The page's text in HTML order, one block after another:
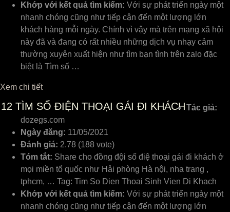
Khớp với kết quả tìm kiếm: Với sự phát triển ngày một
nhanh chóng cũng như tiếp cận đến một lượng lớn
khách hàng mỗi ngày. Chính vì vậy mà trên mạng xã hội
này đã và đang có rất nhiều những dịch vụ nhạy cảm
thường xuyên xuất hiện như tìm bạn tình trên zalo đặc
biệt là Tìm số …
Xem chi tiết
12 TÌM SỐ ĐIỆN THOẠI GÁI ĐI KHÁCHTác giả:
dozegs.com
Ngày đăng: 11/05/2021
Đánh giá: 2.78 (188 vote)
Tóm tắt: Share cho đồng đội số điệ thoại gái đi khách ở
mọi miền tổ quốc như Hải phòng Hà nội, nha trang ,
tphcm, … Tag: Tim So Dien Thoai Sinh Vien Di Khach
Khớp với kết quả tìm kiếm: Với sự phát triển ngày một
nhanh chóng cũng như tiếp cận đến một lượng lớn